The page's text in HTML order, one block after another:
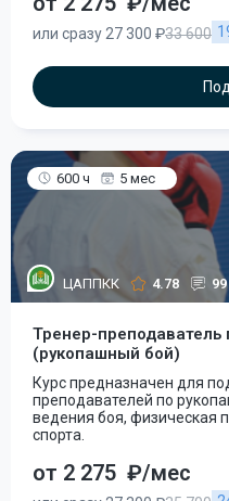
или сразу 27 300 ₽33 600
600 ч 5 мес
ЦАППКК 4.78 99
Тренер-преподаватель
(рукопашный бой)
Курс предназначен для
преподавателей по
ведения боя, физическая
спорта.
от 2 275 ₽/мес